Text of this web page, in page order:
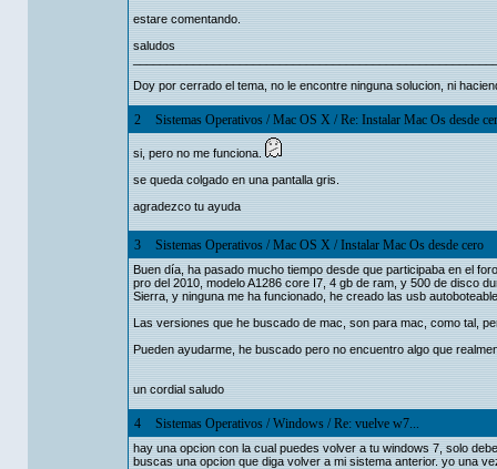
estare comentando.
saludos
Doy por cerrado el tema, no le encontre ninguna solucion, ni
2 Sistemas Operativos/Mac OS X/Re: Instalar Mac Os desde
si, pero no me funciona.
se queda colgado en una pantalla gris.
agradezco tu ayuda
3 Sistemas Operativos/Mac OS X/Instalar Mac Os desde cero
Buen día, ha pasado mucho tiempo desde que participaba en el
pro del 2010, modelo A1286 core I7, 4 gb de ram, y 500 de disco
Sierra, y ninguna me ha funcionado, he creado las usb
Las versiones que he buscado de mac, son para mac, como tal,
Pueden ayudarme, he buscado pero no encuentro algo que
un cordial saludo
4 Sistemas Operativos/Windows/Re: vuelve w7...
hay una opcion con la cual puedes volver a tu windows 7, solo
buscas una opcion que diga volver a mi sistema anterior. yo una